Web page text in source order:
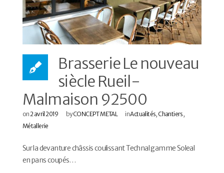
Brasserie Le nouveau
siècle Rueil-
Malmaison 92500
on2 avril 2019 byCONCEPT METAL inActualités, Chantiers,
Métallerie
Sur la devanture châssis coulissant Technal gamme Soleal
en pans coupés…